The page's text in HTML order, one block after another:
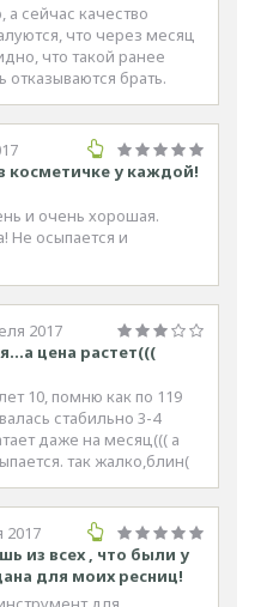
сейчас качество
что через месяц
что такой ранее
отказываются брать.
косметичке у каждой!
и очень хорошая.
Не осыпается и
2017
цена растет(((
10, помню как по 119
стабильно 3-4
даже на месяц((( а
так жалко,блин(
2017
из всех , что были у
для моих ресниц!